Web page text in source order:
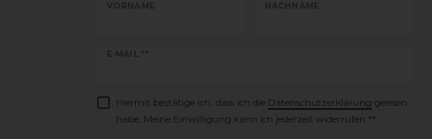
VORNAME NACHNAME
E-MAIL **
Newsletter
Hiermit bestätige ich, dass ich die Daten­schutz­erklärung gelesen
habe. Meine Einwilligung kann ich jederzeit widerrufen.**